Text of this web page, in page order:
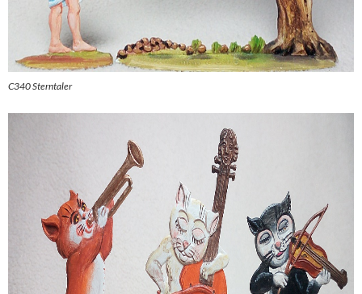
C340 Sterntaler